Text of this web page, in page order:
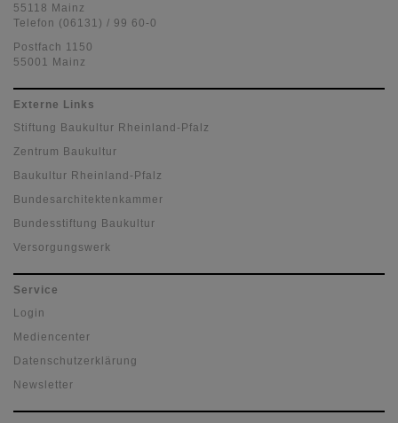
55118 Mainz
Telefon (06131) / 99 60-0
Postfach 1150
55001 Mainz
Externe Links
Stiftung Baukultur Rheinland-Pfalz
Zentrum Baukultur
Baukultur Rheinland-Pfalz
Bundesarchitektenkammer
Bundesstiftung Baukultur
Versorgungswerk
Service
Login
Mediencenter
Datenschutzerklärung
Newsletter